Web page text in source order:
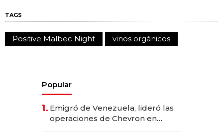
TAGS
Positive Malbec Night vinos orgánicos
Popular
1. Emigró de Venezuela, lideró las
operaciones de Chevron en